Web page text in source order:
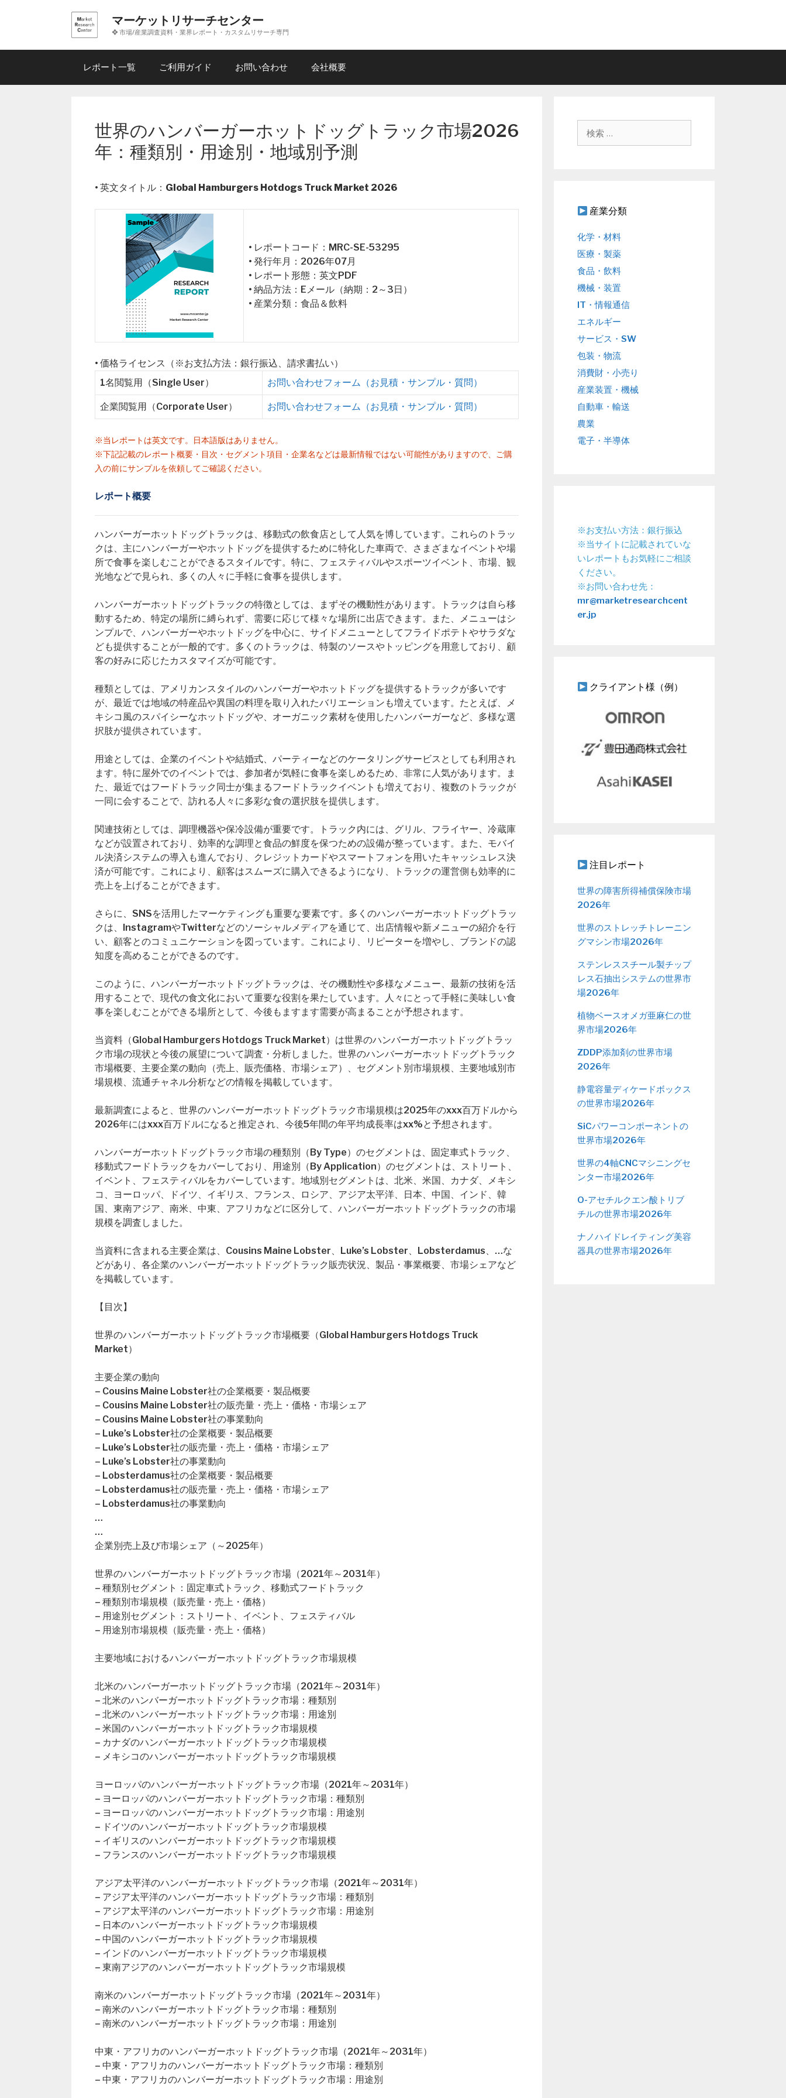
ン
マーケットリサーチセンター
❖ 市場/産業調査資料・業界レポート・カスタムリサーチ専門
レポート一覧 ご利用ガイド お問い合わせ 会社概要
世界のハンバーガーホットドッグトラック市場2026
年：種類別・用途別・地域別予測
• 英文タイトル： Global Hamburgers Hotdogs Truck Market 2026
• レポートコード：MRC-SE-53295
• 発行年月：2026年07月
• レポート形態：英文PDF
• 納品方法：Eメール（納期：2～3日）
• 産業分類：食品＆飲料
• 価格ライセンス（※お支払方法：銀行振込、請求書払い）
1名閲覧用（Single User）
お問い合わせフォーム（お見積・サンプル・質問）
企業閲覧用（Corporate User） お問い合わせフォーム（お見積・サンプル・質問）
※当レポートは英文です。日本語版はありません。
※下記記載のレポート概要・目次・セグメント項目・企業名などは最新情報ではない可能性がありますので、ご購
入の前にサンプルを依頼してご確認ください。
レポート概要
ハンバーガーホットドッグトラックは、移動式の飲食店として人気を博しています。これらのトラッ
クは、主にハンバーガーやホットドッグを提供するために特化した車両で、さまざまなイベントや場
所で食事を楽しむことができるスタイルです。特に、フェスティバルやスポーツイベント、市場、観
光地などで見られ、多くの人々に手軽に食事を提供します。
ハンバーガーホットドッグトラックの特徴としては、まずその機動性があります。トラックは自ら移
動するため、特定の場所に縛られず、需要に応じて様々な場所に出店できます。また、メニューはシ
ンプルで、ハンバーガーやホットドッグを中心に、サイドメニューとしてフライドポテトやサラダな
ども提供することが一般的です。多くのトラックは、特製のソースやトッピングを用意しており、顧
客の好みに応じたカスタマイズが可能です。
種類としては、アメリカンスタイルのハンバーガーやホットドッグを提供するトラックが多いです
が、最近では地域の特産品や異国の料理を取り入れたバリエーションも増えています。たとえば、メ
キシコ風のスパイシーなホットドッグや、オーガニック素材を使用したハンバーガーなど、多様な選
択肢が提供されています。
用途としては、企業のイベントや結婚式、パーティーなどのケータリングサービスとしても利用され
ます。特に屋外でのイベントでは、参加者が気軽に食事を楽しめるため、非常に人気があります。ま
た、最近ではフードトラック同士が集まるフードトラックイベントも増えており、複数のトラックが
一同に会することで、訪れる人々に多彩な食の選択肢を提供します。
関連技術としては、調理機器や保冷設備が重要です。トラック内には、グリル、フライヤー、冷蔵庫
などが設置されており、効率的な調理と食品の鮮度を保つための設備が整っています。また、モバイ
ル決済システムの導入も進んでおり、クレジットカードやスマートフォンを用いたキャッシュレス決
済が可能です。これにより、顧客はスムーズに購入できるようになり、トラックの運営側も効率的に
売上を上げることができます。
さらに、SNSを活用したマーケティングも重要な要素です。多くのハンバーガーホットドッグトラッ
クは、InstagramやTwitterなどのソーシャルメディアを通じて、出店情報や新メニューの紹介を行
い、顧客とのコミュニケーションを図っています。これにより、リピーターを増やし、ブランドの認
知度を高めることができるのです。
このように、ハンバーガーホットドッグトラックは、その機動性や多様なメニュー、最新の技術を活
用することで、現代の食文化において重要な役割を果たしています。人々にとって手軽に美味しい食
事を楽しむことができる場所として、今後もますます需要が高まることが予想されます。
当資料（Global Hamburgers Hotdogs Truck Market）は世界のハンバーガーホットドッグトラッ
ク市場の現状と今後の展望について調査・分析しました。世界のハンバーガーホットドッグトラック
市場概要、主要企業の動向（売上、販売価格、市場シェア）、セグメント別市場規模、主要地域別市
場規模、流通チャネル分析などの情報を掲載しています。
最新調査によると、世界のハンバーガーホットドッグトラック市場規模は2025年のxxx百万ドルから
2026年にはxxx百万ドルになると推定され、今後5年間の年平均成長率はxx%と予想されます。
ハンバーガーホットドッグトラック市場の種類別（By Type）のセグメントは、固定車式トラック、
移動式フードトラックをカバーしており、用途別（By Application）のセグメントは、ストリート、
イベント、フェスティバルをカバーしています。地域別セグメントは、北米、米国、カナダ、メキシ
コ、ヨーロッパ、ドイツ、イギリス、フランス、ロシア、アジア太平洋、日本、中国、インド、韓
国、東南アジア、南米、中東、アフリカなどに区分して、ハンバーガーホットドッグトラックの市場
規模を調査しました。
当資料に含まれる主要企業は、Cousins Maine Lobster、Luke’s Lobster、Lobsterdamus、…な
どがあり、各企業のハンバーガーホットドッグトラック販売状況、製品・事業概要、市場シェアなど
を掲載しています。
【目次】
世界のハンバーガーホットドッグトラック市場概要（Global Hamburgers Hotdogs Truck
Market）
主要企業の動向
– Cousins Maine Lobster社の企業概要・製品概要
– Cousins Maine Lobster社の販売量・売上・価格・市場シェア
– Cousins Maine Lobster社の事業動向
– Luke’s Lobster社の企業概要・製品概要
– Luke’s Lobster社の販売量・売上・価格・市場シェア
– Luke’s Lobster社の事業動向
– Lobsterdamus社の企業概要・製品概要
– Lobsterdamus社の販売量・売上・価格・市場シェア
– Lobsterdamus社の事業動向
…
…
企業別売上及び市場シェア（～2025年）
世界のハンバーガーホットドッグトラック市場（2021年～2031年）
– 種類別セグメント：固定車式トラック、移動式フードトラック
– 種類別市場規模（販売量・売上・価格）
– 用途別セグメント：ストリート、イベント、フェスティバル
– 用途別市場規模（販売量・売上・価格）
主要地域におけるハンバーガーホットドッグトラック市場規模
北米のハンバーガーホットドッグトラック市場（2021年～2031年）
– 北米のハンバーガーホットドッグトラック市場：種類別
– 北米のハンバーガーホットドッグトラック市場：用途別
– 米国のハンバーガーホットドッグトラック市場規模
– カナダのハンバーガーホットドッグトラック市場規模
– メキシコのハンバーガーホットドッグトラック市場規模
ヨーロッパのハンバーガーホットドッグトラック市場（2021年～2031年）
– ヨーロッパのハンバーガーホットドッグトラック市場：種類別
– ヨーロッパのハンバーガーホットドッグトラック市場：用途別
– ドイツのハンバーガーホットドッグトラック市場規模
– イギリスのハンバーガーホットドッグトラック市場規模
– フランスのハンバーガーホットドッグトラック市場規模
アジア太平洋のハンバーガーホットドッグトラック市場（2021年～2031年）
– アジア太平洋のハンバーガーホットドッグトラック市場：種類別
– アジア太平洋のハンバーガーホットドッグトラック市場：用途別
– 日本のハンバーガーホットドッグトラック市場規模
– 中国のハンバーガーホットドッグトラック市場規模
– インドのハンバーガーホットドッグトラック市場規模
– 東南アジアのハンバーガーホットドッグトラック市場規模
南米のハンバーガーホットドッグトラック市場（2021年～2031年）
– 南米のハンバーガーホットドッグトラック市場：種類別
– 南米のハンバーガーホットドッグトラック市場：用途別
中東・アフリカのハンバーガーホットドッグトラック市場（2021年～2031年）
– 中東・アフリカのハンバーガーホットドッグトラック市場：種類別
– 中東・アフリカのハンバーガーホットドッグトラック市場：用途別
産業分類
化学・材料
医療・製薬
食品・飲料
機械・装置
IT・情報通信
エネルギー
サービス・SW
包装・物流
消費財・小売り
産業装置・機械
自動車・輸送
農業
電子・半導体
※お支払い方法：銀行振込
※当サイトに記載されていな
いレポートもお気軽にご相談
ください。
※お問い合わせ先：
mr@marketresearchcent
er.jp
クライアント様（例）
注目レポート
世界の障害所得補償保険市場
2026年
世界のストレッチトレーニン
グマシン市場2026年
ステンレススチール製チップ
レス石抽出システムの世界市
場2026年
植物ベースオメガ亜麻仁の世
界市場2026年
ZDDP添加剤の世界市場
2026年
静電容量ディケードボックス
の世界市場2026年
SiCパワーコンポーネントの
世界市場2026年
世界の4軸CNCマシニングセ
ンター市場2026年
O-アセチルクエン酸トリブ
チルの世界市場2026年
ナノハイドレイティング美容
器具の世界市場2026年